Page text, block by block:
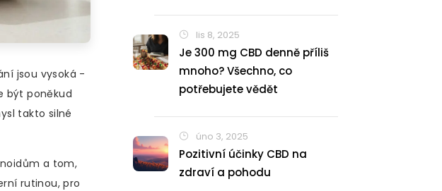
jsou vysoká -
být poněkud
takto silné
a tom,
rutinou, pro
lis 8, 2025
Je 300 mg CBD denně příliš
mnoho? Všechno, co
potřebujete vědět
úno 3, 2025
Pozitivní účinky CBD na
zdraví a pohodu